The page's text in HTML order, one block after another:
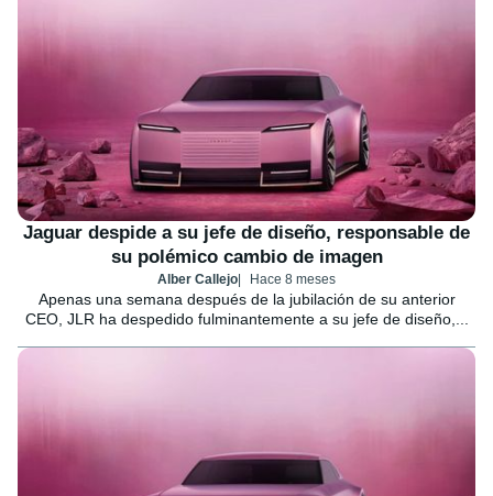
Jaguar despide a su jefe de diseño, responsable de
su polémico cambio de imagen
Alber Callejo Hace 8 meses
Apenas una semana después de la jubilación de su anterior
CEO, JLR ha despedido fulminantemente a su jefe de diseño,...